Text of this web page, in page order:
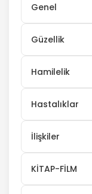
Genel
Güzellik
Hamilelik
Hastalıklar
İlişkiler
KİTAP-FİLM